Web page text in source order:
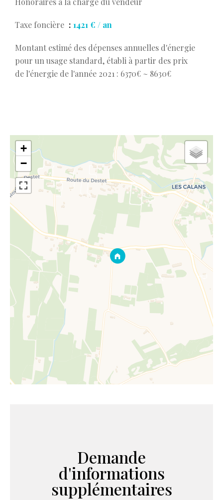
Taxe foncière 1421 € / an
Montant estimé des dépenses annuelles d'énergie
pour un usage standard, établi à partir des prix
de l'énergie de l'année 2021 : 6370€ ~ 8630€
+
−
Demande
d'informations
supplémentaires